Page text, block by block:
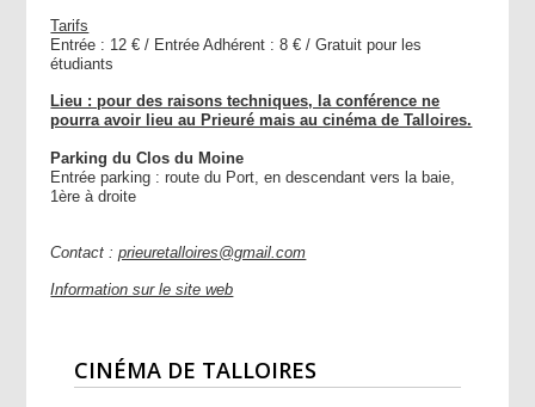
Tarifs
Entrée : 12 € / Entrée Adhérent : 8 € / Gratuit pour les
étudiants
Lieu : pour des raisons techniques, la conférence ne
pourra avoir lieu au Prieuré mais au cinéma de Talloires.
Parking du Clos du Moine
Entrée parking : route du Port, en descendant vers la baie,
1ère à droite
Contact :prieuretalloires@gmail.com
Information sur le site web
CINÉMA DE TALLOIRES